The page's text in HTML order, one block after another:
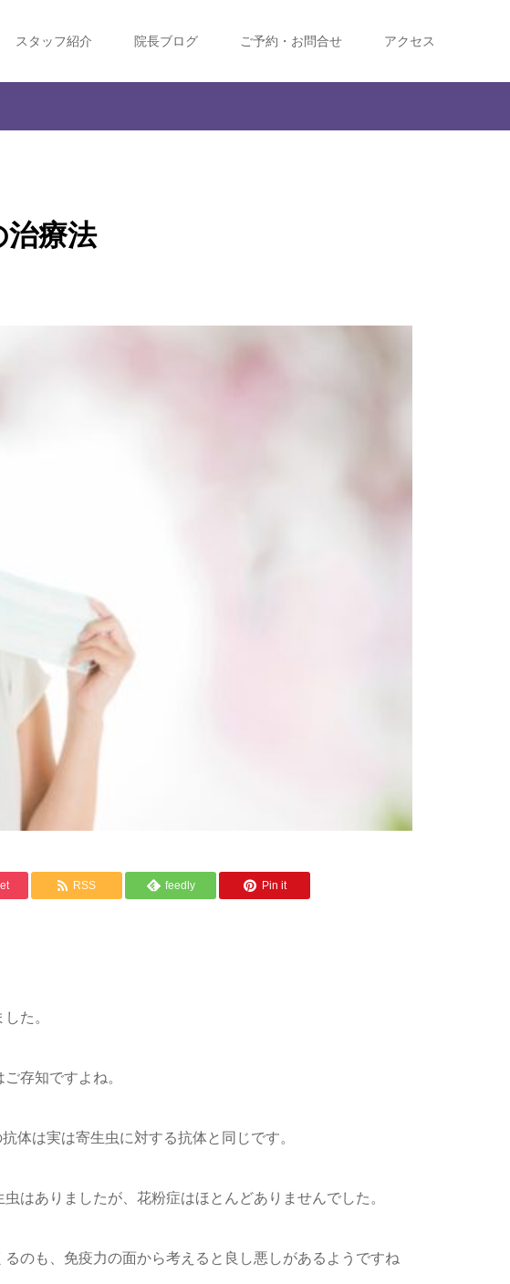
スタッフ紹介 院長ブログ ご予約・お問合せ アクセス
治療法
RSS feedly Pin it
た。
存知ですよね。
体は実は寄生虫に対する抗体と同じです。
はありましたが、花粉症はほとんどありませんでした。
のも、免疫力の面から考えると良し悪しがあるようですね